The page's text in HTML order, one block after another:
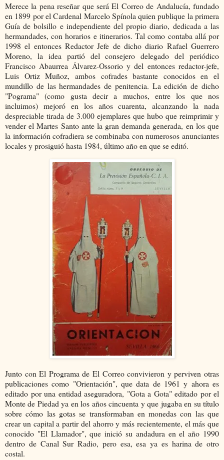
Merece la pena reseñar que será El Correo de Andalucía, fundado
en 1899 por el Cardenal Marcelo Spínola quien publique la primera
Guía de bolsillo e independiente del propio diario, dedicada a las
hermandades, con horarios e itinerarios. Tal como contaba allá por
1998 el entonces Redactor Jefe de dicho diario Rafael Guerrero
Moreno, la idea partió del consejero delegado del periódico
Francisco Abaurrea Álvarez-Ossorio y del entonces redactor-jefe,
Luis Ortiz Muñoz, ambos cofrades bastante conocidos en el
mundillo de las hermandades de penitencia. La edición de dicho
"Pograma" (como gusta decir a muchos, entre los que nos
incluimos) mejoró en los años cuarenta, alcanzando la nada
despreciable tirada de 3.000 ejemplares que hubo que reimprimir y
vender el Martes Santo ante la gran demanda generada, en los que
la información cofradiera se combinaba con numerosos anunciantes
locales y prosiguió hasta 1984, último año en que se editó.
Junto con El Programa de El Correo convivieron y perviven otras
publicaciones como "Orientación", que data de 1961 y ahora es
editado por una entidad aseguradora, "Gota a Gota" editado por el
Monte de Piedad ya en los años cincuenta y que jugaba en su título
sobre cómo las gotas se transformaban en monedas con las que
crear un capital a partir del ahorro y más recientemente, el más que
conocido "El Llamador", que inició su andadura en el año 1990
dentro de Canal Sur Radio, pero esa, esa ya es harina de otro
costal.